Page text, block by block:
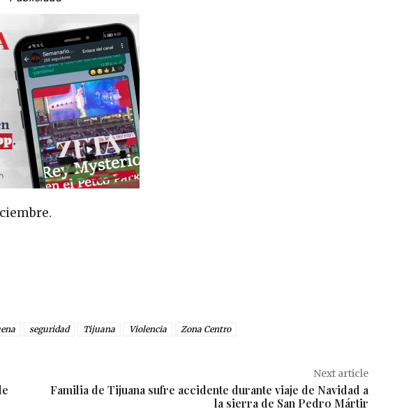
seguridad Tijuana Violencia Zona Centro
Next article
Familia de Tijuana sufre accidente durante viaje de Navidad a
la sierra de San Pedro Mártir